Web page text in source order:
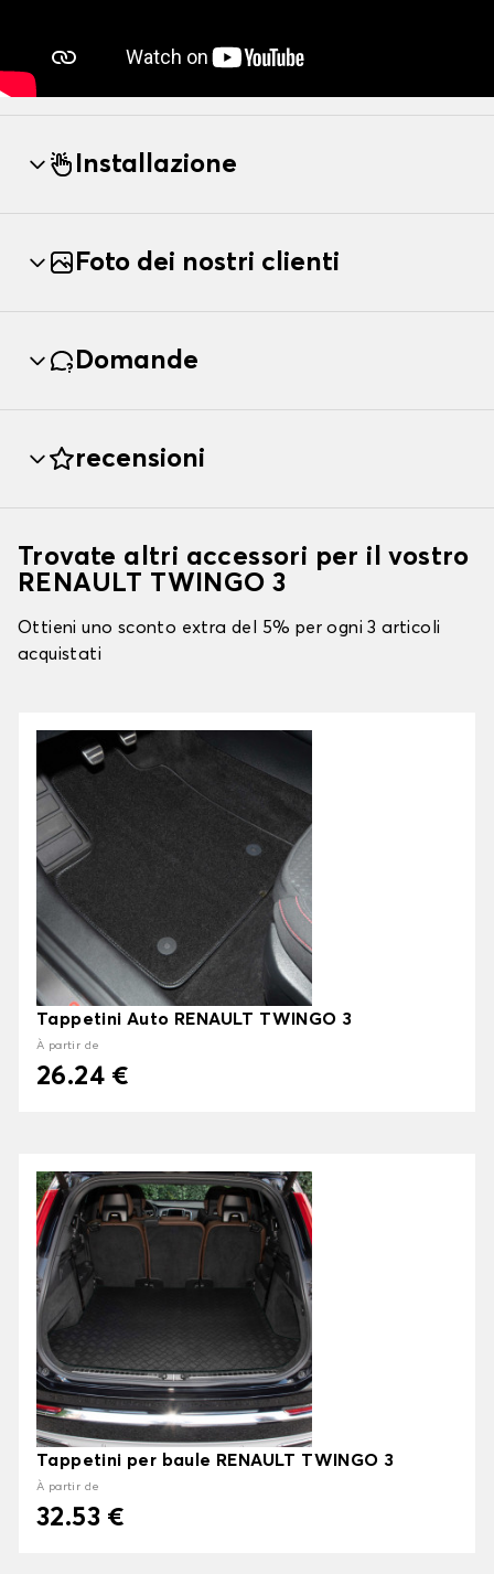
Installazione
Foto dei nostri clienti
Domande
recensioni
Trovate altri accessori per il vostro
RENAULT TWINGO 3
Ottieni uno sconto extra del 5% per ogni 3 articoli
acquistati
Tappetini Auto RENAULT TWINGO 3
À partir de
26.24 €
Tappetini per baule RENAULT TWINGO 3
À partir de
32.53 €